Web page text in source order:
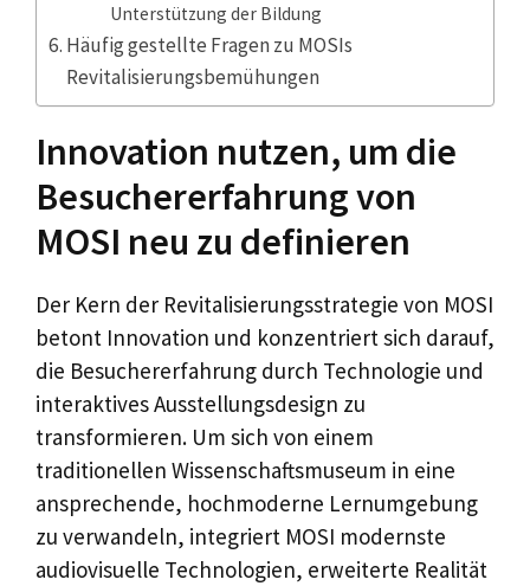
Unterstützung der Bildung
Häufig gestellte Fragen zu MOSIs
Revitalisierungsbemühungen
Innovation nutzen, um die
Besuchererfahrung von
MOSI neu zu definieren
Der Kern der Revitalisierungsstrategie von MOSI
betont Innovation und konzentriert sich darauf,
die Besuchererfahrung durch Technologie und
interaktives Ausstellungsdesign zu
transformieren. Um sich von einem
traditionellen Wissenschaftsmuseum in eine
ansprechende, hochmoderne Lernumgebung
zu verwandeln, integriert MOSI modernste
audiovisuelle Technologien, erweiterte Realität